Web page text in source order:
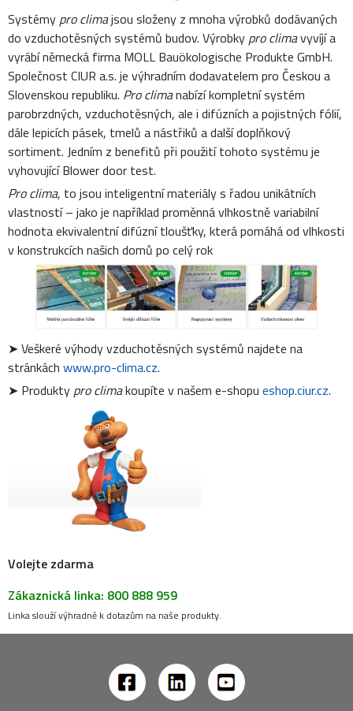
Systémy pro climajsou složeny z mnoha výrobků dodávaných
do vzduchotěsných systémů budov. Výrobky pro climavyvíjí a
vyrábí německá firma MOLL Bauökologische Produkte GmbH.
Společnost CIUR a.s. je výhradním dodavatelem pro Českou a
Slovenskou republiku. Pro climanabízí kompletní systém
parobrzdných, vzduchotěsných, ale i difúzních a pojistných fólií,
dále lepicích pásek, tmelů a nástřiků a další doplňkový
sortiment. Jedním z benefitů při použití tohoto systému je
vyhovující Blower door test.
Pro clima, to jsou inteligentní materiály s řadou unikátních
vlastností – jako je například proměnná vlhkostně variabilní
hodnota ekvivalentní difúzní tloušťky, která pomáhá od vlhkosti
v konstrukcích našich domů po celý rok
➤ Veškeré výhody vzduchotěsných systémů najdete na
stránkách www.pro-clima.cz.
➤ Produkty pro climakoupíte v našem e-shopu eshop.ciur.cz.
Volejte zdarma
Zákaznická linka: 800 888 959
Linka slouží výhradně k dotazům na naše produkty.